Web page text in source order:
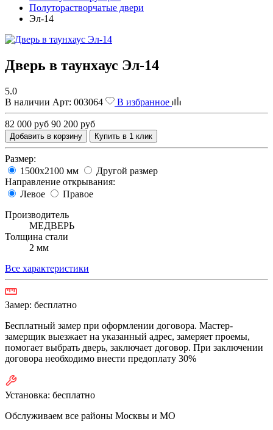
Полуторастворчатые двери
Эл-14
Дверь в таунхаус Эл-14
5.0
В наличии Арт: 003064 В избранное
82 000 руб 90 200 руб
Добавить в корзину Купить в 1 клик
Размер:
1500х2100 мм
Другой размер
Направление открывания:
Левое
Правое
Производитель
МЕДВЕРЬ
Толщина стали
2 мм
Все характеристики
Замер: бесплатно
Бесплатный замер при оформлении договора. Мастер-
замерщик выезжает на указанный адрес, замеряет проемы,
помогает выбрать дверь, заключает договор. При заключении
договора необходимо внести предоплату 30%
Установка: бесплатно
Обслуживаем все районы Москвы и МО